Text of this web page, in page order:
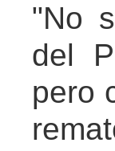
"No
del
pero